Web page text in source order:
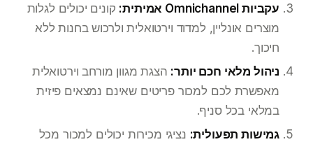
עקביות Omnichannel אמיתית:
קונים יכולים לגלות
מוצרים אונליין, למדוד וירטואלית ולרכוש בחנות ללא
חיכוך.
ניהול מלאי חכם יותר: הצגת מגוון מורחב וירטואלית
מאפשרת לכם למכור פריטים שאינם נמצאים פיזית
במלאי בכל סניף.
גמישות תפעולית: נציגי מכירות יכולים למכור מכל